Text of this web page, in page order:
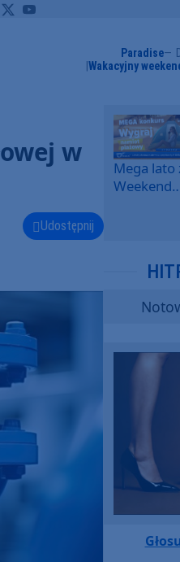
Paradise
Wakacyjny
w
Udostępnij
Mega lato
Weekend